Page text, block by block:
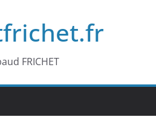
FRICHET